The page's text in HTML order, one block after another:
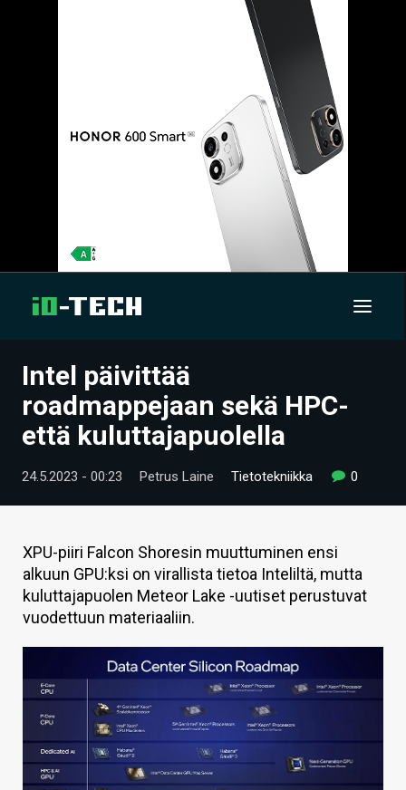
UUTISET
ARTIKKELIT
VIDEOT
TECHBBS
TIETOA
HINTA.FI
KAUPPA
HAKU
Intel päivittää
roadmappejaan sekä HPC-
että kuluttajapuolella
24.5.2023 - 00:23 Petrus Laine Tietotekniikka 0
XPU-piiri Falcon Shoresin muuttuminen ensi
alkuun GPU:ksi on virallista tietoa Inteliltä, mutta
kuluttajapuolen Meteor Lake -uutiset perustuvat
vuodettuun materiaaliin.